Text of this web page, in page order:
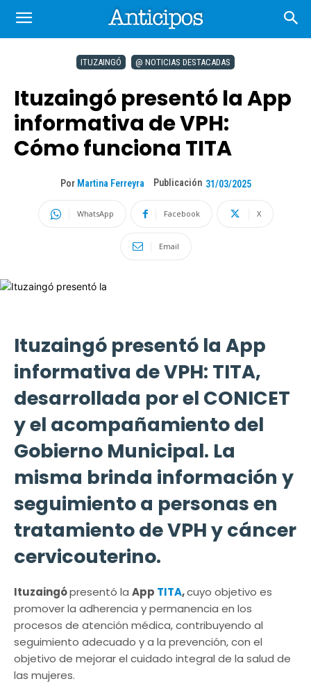
ITUZAINGÓ @ NOTICIAS DESTACADAS
Ituzaingó presentó la App
informativa de VPH:
Cómo funciona TITA
Por Martina Ferreyra Publicación 31/03/2025
WhatsApp Facebook X
Email
Ituzaingó presentó la App
informativa de VPH: TITA,
desarrollada por el CONICET
y el acompañamiento del
Gobierno Municipal. La
misma brinda información y
seguimiento a personas en
tratamiento de VPH y cáncer
cervicouterino.
Ituzaingópresentó la App TITA,cuyo objetivo es
promover la adherencia y permanencia en los
procesos de atención médica, contribuyendo al
seguimiento adecuado y a la prevención, con el
objetivo de mejorar el cuidado integral de la salud de
las mujeres.